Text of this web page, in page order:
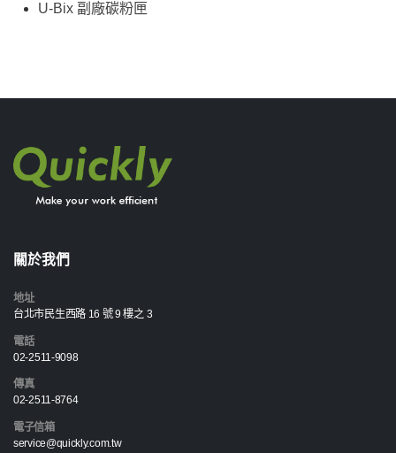
U-Bix 副廠碳粉匣
關於我們
地址
台北市民生西路 16 號 9 樓之 3
電話
02-2511-9098
傳真
02-2511-8764
電子信箱
service@quickly.com.tw